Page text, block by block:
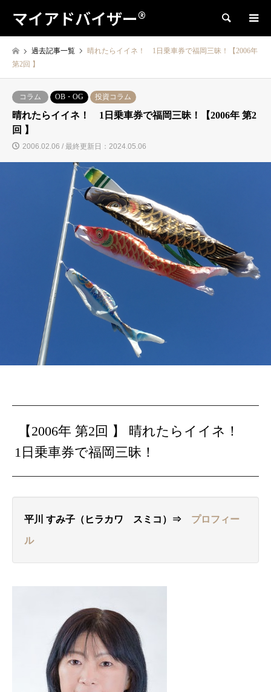
マイアドバイザー® 検索
過去記事一覧
晴れたらイイネ！ 1日乗車券で福岡三昧！【2006年
第2回 】
コラム OB・OG 投資コラム
晴れたらイイネ！ 1日乗車券で福岡三昧！【2006年 第2
回 】
2006.02.06 / 最終更新日：2024.05.06
【2006年 第2回 】
晴れたらイイネ！
1日乗車券で福岡三昧！
平川 すみ子（ヒラカワ スミコ）⇒ プロフィー
ル